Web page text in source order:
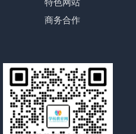
特色网站
商务合作